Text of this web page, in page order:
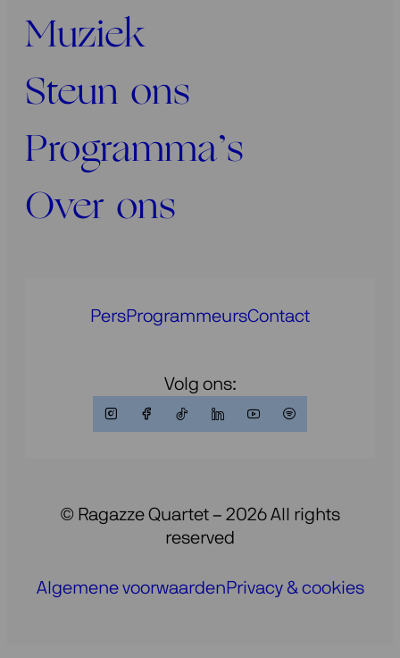
Muziek
Steun ons
Programma’s
Over ons
PersProgrammeursContact
Volg ons:
© Ragazze Quartet – 2026 All rights
reserved
Algemene voorwaarden Privacy & cookies